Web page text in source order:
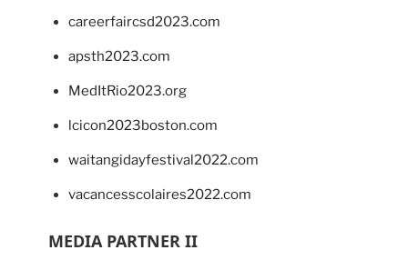
careerfaircsd2023.com
apsth2023.com
MedItRio2023.org
lcicon2023boston.com
waitangidayfestival2022.com
vacancesscolaires2022.com
MEDIA PARTNER II